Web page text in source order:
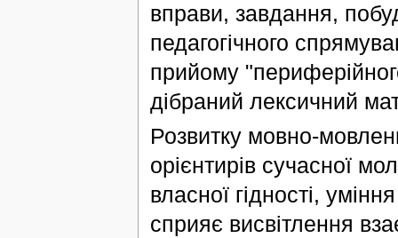
вправи, завдання,
педагогічного
прийому
дібраний лексичний
Розвитку мовно-
орієнтирів сучасної
власної гідності,
сприяє висвітлення